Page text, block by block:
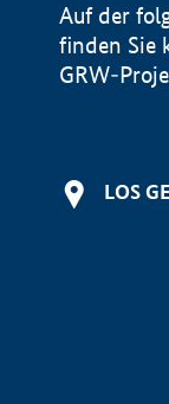
Auf der
finden Sie
GRW-
LOS